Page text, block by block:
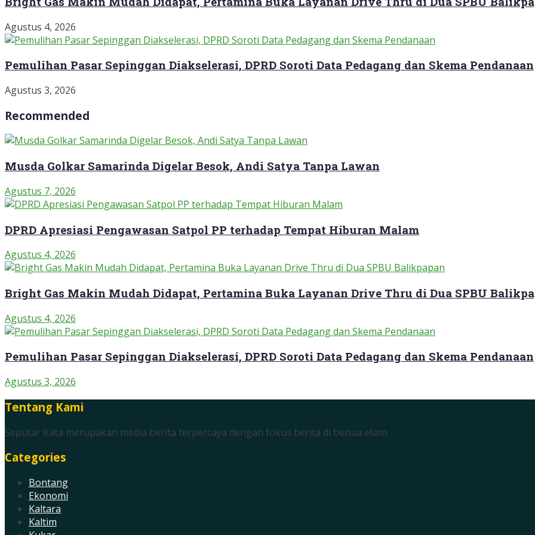
Agustus 4, 2026
Pemulihan Pasar Sepinggan Diakselerasi, DPRD Soroti Data Pedagang dan Skema Pendanaan
Agustus 3, 2026
Recommended
Musda Golkar Samarinda Digelar Besok, Andi Satya Tanpa Lawan
Agustus 7, 2026
DPRD Apresiasi Pengawasan Satpol PP terhadap Tempat Hiburan Malam
Agustus 4, 2026
Bright Gas Makin Mudah Didapat, Pertamina Buka Layanan Drive Thru di Dua SPBU
Agustus 4, 2026
Pemulihan Pasar Sepinggan Diakselerasi, DPRD Soroti Data Pedagang dan Skema Pendanaan
Agustus 3, 2026
Tentang Kami
Seputar Kata merupakan media berita terpercaya dengan fokus berita di benua etam.
Categories
Bontang
Ekonomi
Kaltara
Kaltim